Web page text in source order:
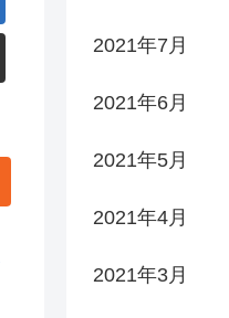
2021年7月
2021年6月
2021年5月
2021年4月
2021年3月